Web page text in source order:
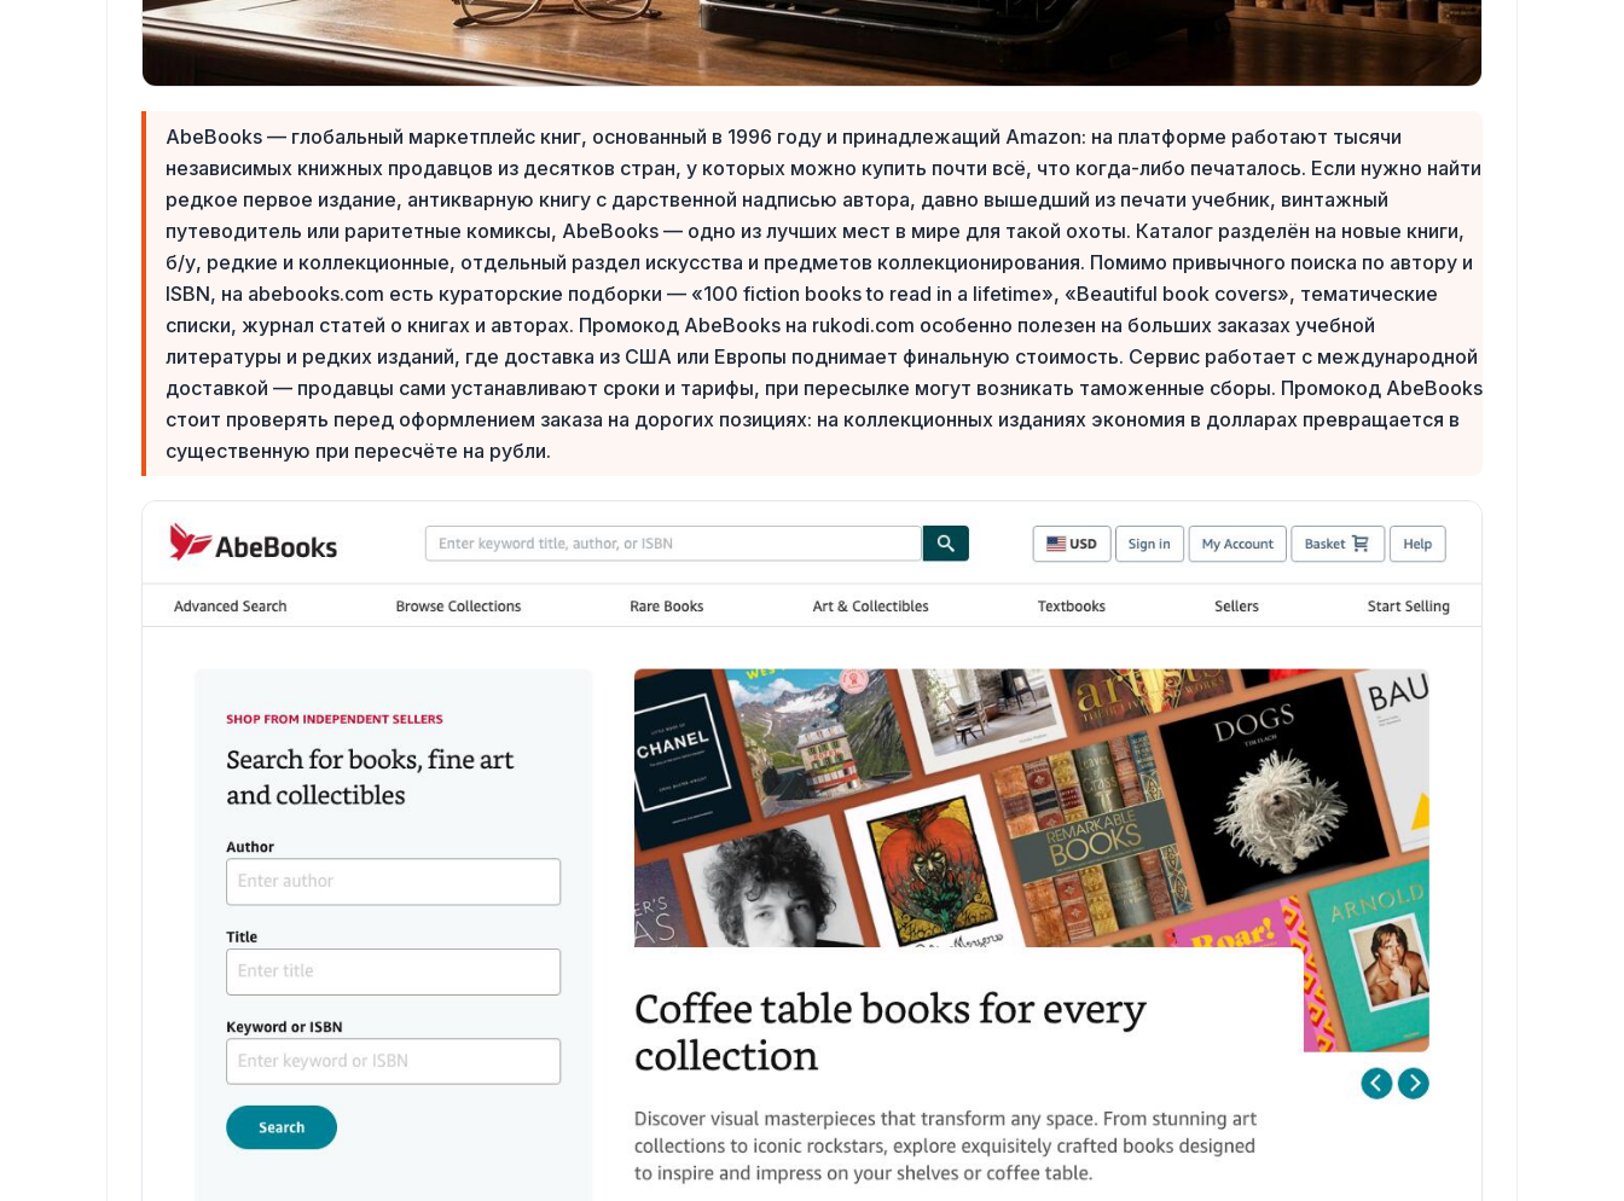
AbeBooks — глобальный маркетплейс книг, основанный в 1996 году и принадлежащий Amazon: на платформе работают тысячи
независимых книжных продавцов из десятков стран, у которых можно купить почти всё, что когда-либо печаталось. Если нужно найти
редкое первое издание, антикварную книгу с дарственной надписью автора, давно вышедший из печати учебник, винтажный
путеводитель или раритетные комиксы, AbeBooks — одно из лучших мест в мире для такой охоты. Каталог разделён на новые книги,
б/у, редкие и коллекционные, отдельный раздел искусства и предметов коллекционирования. Помимо привычного поиска по автору и
ISBN, на abebooks.com есть кураторские подборки — «100 fiction books to read in a lifetime», «Beautiful book covers», тематические
списки, журнал статей о книгах и авторах. Промокод AbeBooks на rukodi.com особенно полезен на больших заказах учебной
литературы и редких изданий, где доставка из США или Европы поднимает финальную стоимость. Сервис работает с международной
доставкой — продавцы сами устанавливают сроки и тарифы, при пересылке могут возникать таможенные сборы. Промокод AbeBooks
стоит проверять перед оформлением заказа на дорогих позициях: на коллекционных изданиях экономия в долларах превращается в
существенную при пересчёте на рубли.